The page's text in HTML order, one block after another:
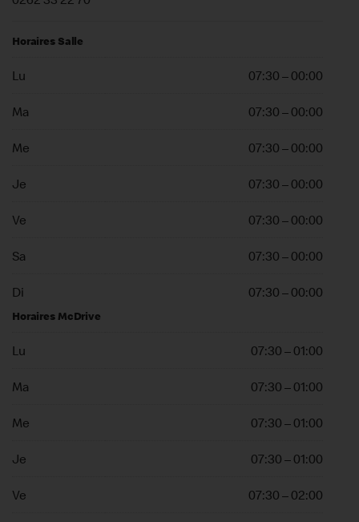
Horaires Salle
Lu 07:30 – 00:00
Ma 07:30 – 00:00
Me 07:30 – 00:00
Je 07:30 – 00:00
Ve 07:30 – 00:00
Sa 07:30 – 00:00
Di 07:30 – 00:00
Horaires McDrive
Lu 07:30 – 01:00
Ma 07:30 – 01:00
Me 07:30 – 01:00
Je 07:30 – 01:00
Ve 07:30 – 02:00